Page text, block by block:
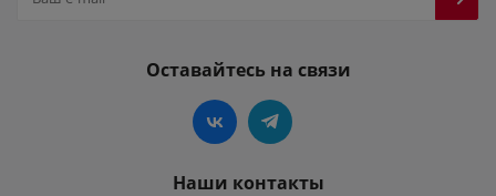
Оставайтесь на связи
Наши контакты